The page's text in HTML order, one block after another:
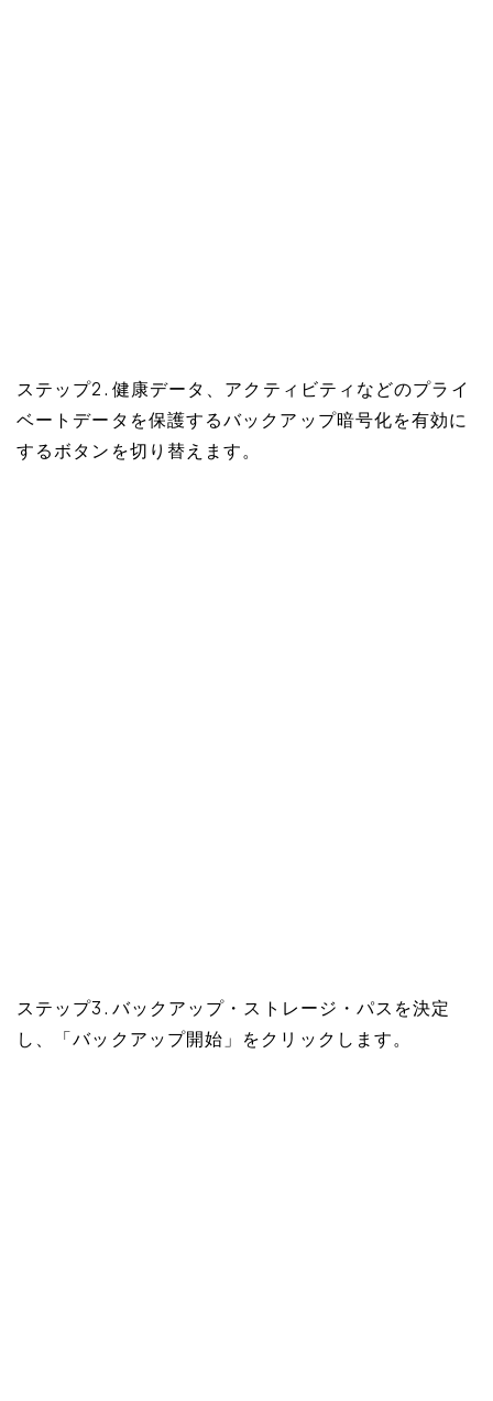
ステップ2. 健康データ、アクティビティなどのプライ
ベートデータを保護するバックアップ暗号化を有効に
するボタンを切り替えます。
ステップ3. バックアップ・ストレージ・パスを決定
し、「バックアップ開始」をクリックします。